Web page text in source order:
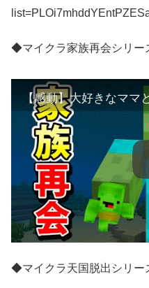
◆マイクラ家族再会シリー
◆マイクラ天国脱出シリー